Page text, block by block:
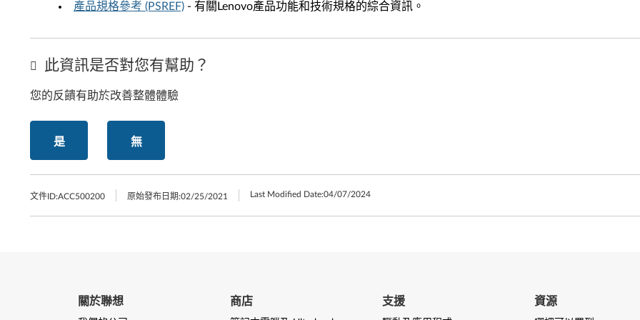
產品規格參考 (PSREF) - 有關Lenovo產品功能和技術規格的綜合資訊。
此資訊是否對您有幫助？
您的反饋有助於改善整體體驗
是 無
文件ID:ACC500200 原始發布日期:02/25/2021 Last Modified Date:04/07/2024
關於聯想 商店 支援 資源